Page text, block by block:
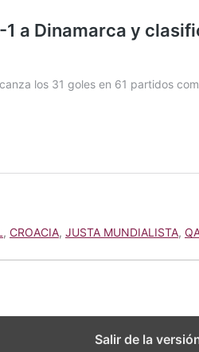
, CROACIA, JUSTA MUNDIALISTA,
Salir de la